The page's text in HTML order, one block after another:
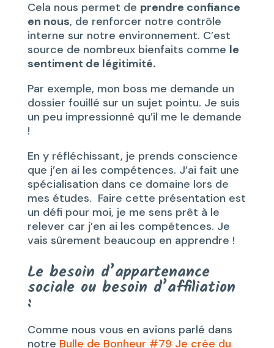
Cela nous permet de prendre confiance
en nous, de renforcer notre contrôle
interne sur notre environnement. C’est
source de nombreux bienfaits comme le
sentiment de légitimité.
Par exemple, mon boss me demande un
dossier fouillé sur un sujet pointu. Je suis
un peu impressionné qu’il me le demande
!
En y réfléchissant, je prends conscience
que j’en ai les compétences. J’ai fait une
spécialisation dans ce domaine lors de
mes études. Faire cette présentation est
un défi pour moi, je me sens prêt à le
relever car j’en ai les compétences. Je
vais sûrement beaucoup en apprendre !
Le besoin d’appartenance
sociale ou besoin d’affiliation
:
Comme nous vous en avions parlé dans
notre Bulle de Bonheur #79 Je crée du